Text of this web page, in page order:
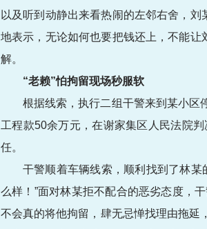
以及听到动静出来看热闹的左邻右舍，
地表示，无论如何也要把钱还上，不能让
解。
“老赖”怕拘留现场秒服软
根据线索，执行二组干警来到某小区
工程款50余万元，在谢家集区人民法院
任。
干警顺着车辆线索，顺利找到了林
么样！”面对林某拒不配合的恶劣态度，
不会真的将他拘留，肆无忌惮找理由拖延